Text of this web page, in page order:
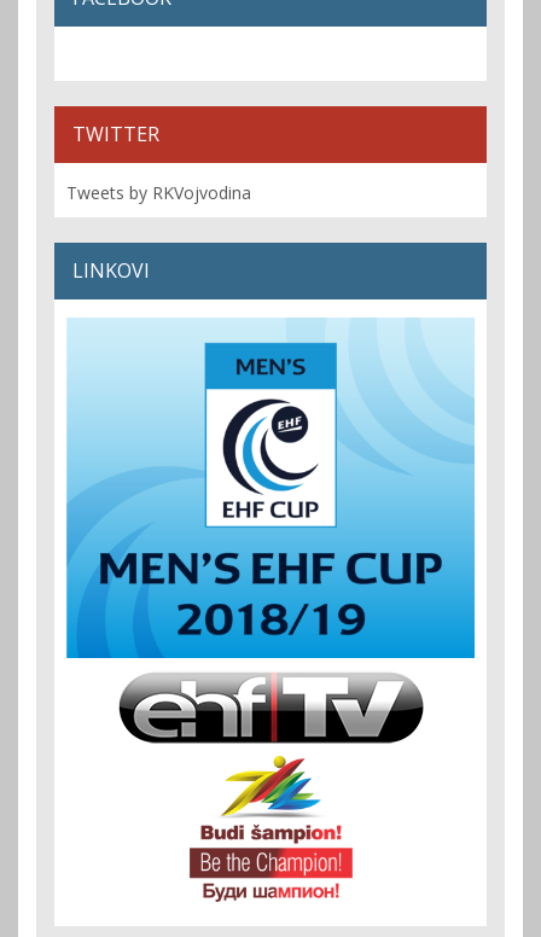
TWITTER
Tweets by RKVojvodina
LINKOVI